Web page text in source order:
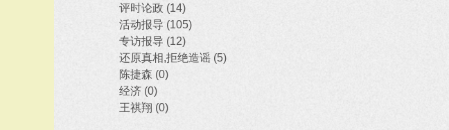
评时论政 (14)
活动报导 (105)
专访报导 (12)
还原真相,拒绝造谣 (5)
陈捷森 (0)
经济 (0)
王祺翔 (0)